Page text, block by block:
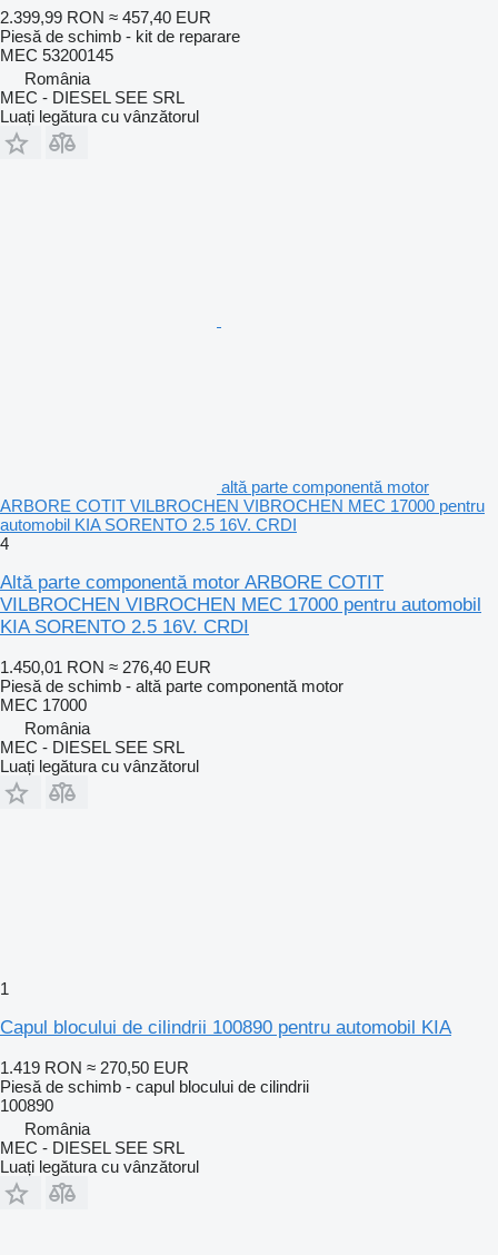
2.399,99 RON ≈ 457,40 EUR
Piesă de schimb - kit de reparare
MEC 53200145
România
MEC - DIESEL SEE SRL
Luați legătura cu vânzătorul
altă parte componentă motor
ARBORE COTIT VILBROCHEN VIBROCHEN MEC 17000 pentru
automobil KIA SORENTO 2.5 16V. CRDI
4
Altă parte componentă motor ARBORE COTIT
VILBROCHEN VIBROCHEN MEC 17000 pentru automobil
KIA SORENTO 2.5 16V. CRDI
1.450,01 RON ≈ 276,40 EUR
Piesă de schimb - altă parte componentă motor
MEC 17000
România
MEC - DIESEL SEE SRL
Luați legătura cu vânzătorul
1
Capul blocului de cilindrii 100890 pentru automobil KIA
1.419 RON ≈ 270,50 EUR
Piesă de schimb - capul blocului de cilindrii
100890
România
MEC - DIESEL SEE SRL
Luați legătura cu vânzătorul